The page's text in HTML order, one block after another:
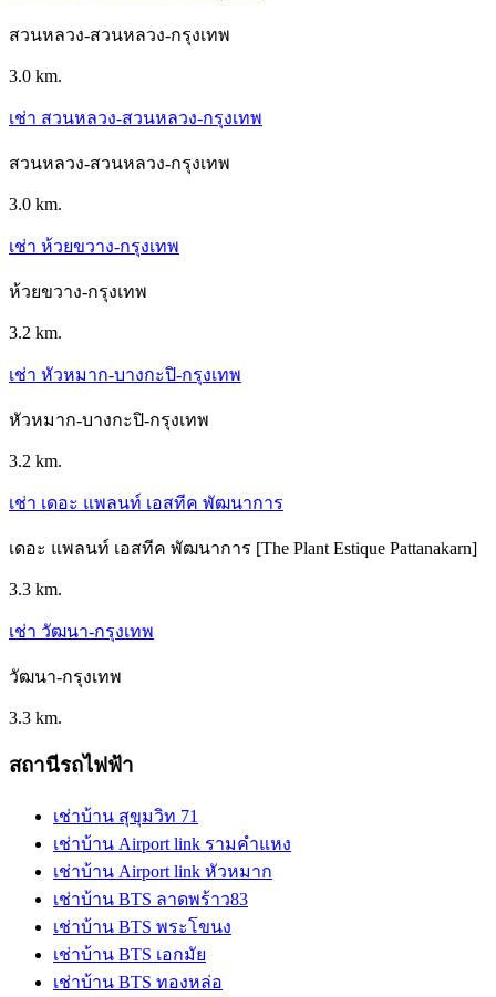
สวนหลวง-สวนหลวง-กรุงเทพ
3.0 km.
เช่า สวนหลวง-สวนหลวง-กรุงเทพ
สวนหลวง-สวนหลวง-กรุงเทพ
3.0 km.
เช่า ห้วยขวาง-กรุงเทพ
ห้วยขวาง-กรุงเทพ
3.2 km.
เช่า หัวหมาก-บางกะปิ-กรุงเทพ
หัวหมาก-บางกะปิ-กรุงเทพ
3.2 km.
เช่า เดอะ แพลนท์ เอสทีค พัฒนาการ
เดอะ แพลนท์ เอสทีค พัฒนาการ [The Plant Estique Pattanakarn]
3.3 km.
เช่า วัฒนา-กรุงเทพ
วัฒนา-กรุงเทพ
3.3 km.
สถานีรถไฟฟ้า
เช่าบ้าน สุขุมวิท 71
เช่าบ้าน Airport link รามคำแหง
เช่าบ้าน Airport link หัวหมาก
เช่าบ้าน BTS ลาดพร้าว83
เช่าบ้าน BTS พระโขนง
เช่าบ้าน BTS เอกมัย
เช่าบ้าน BTS ทองหล่อ